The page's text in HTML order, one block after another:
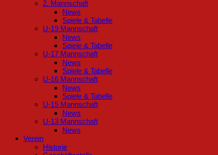
2. Mannschaft
News
Spiele & Tabelle
U-19 Mannschaft
News
Spiele & Tabelle
U-17 Mannschaft
News
Spiele & Tabelle
U-16 Mannschaft
News
Spiele & Tabelle
U-15 Mannschaft
News
U-13 Mannschaft
News
Verein
Historie